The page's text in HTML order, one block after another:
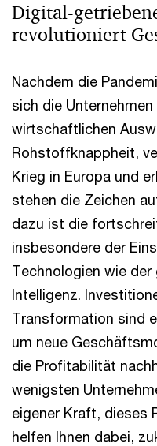
Digital-
revolutioniert
Nachdem die
sich die
wirtschaftlichen
Rohstoffknappheit,
Krieg in Europa und
stehen die Zeichen
dazu ist die
insbesondere der
Technologien wie
Intelligenz.
Transformation sind
um neue
die Profitabilität
wenigsten
eigener Kraft, dieses
helfen Ihnen dabei,